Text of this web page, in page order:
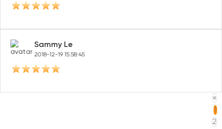
Sammy Le
2018-12-19 15:58:45
«
1
2